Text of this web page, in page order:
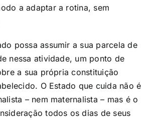
a adaptar a rotina, sem
possa assumir a sua parcela de
nessa atividade, um ponto de
a sua própria constituição
O Estado que cuida não é
– nem maternalista – mas é o
todos os dias de seus